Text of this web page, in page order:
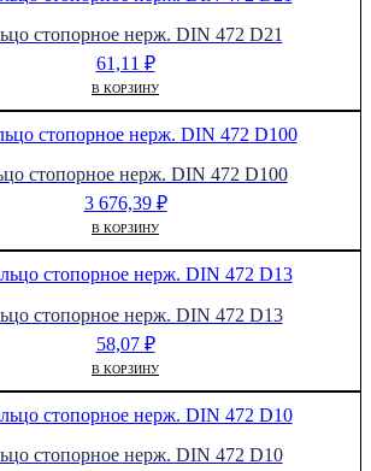
стопорное нерж. DIN 472 D21
61,11 ₽
В КОРЗИНУ
стопорное нерж. DIN 472 D100
3 676,39 ₽
В КОРЗИНУ
стопорное нерж. DIN 472 D13
58,07 ₽
В КОРЗИНУ
стопорное нерж. DIN 472 D10